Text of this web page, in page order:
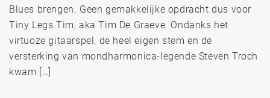
Blues brengen. Geen gemakkelijke opdracht dus voor
Tiny Legs Tim, aka Tim De Graeve. Ondanks het
virtuoze gitaarspel, de heel eigen stem en de
versterking van mondharmonica-legende Steven Troch
kwam […]